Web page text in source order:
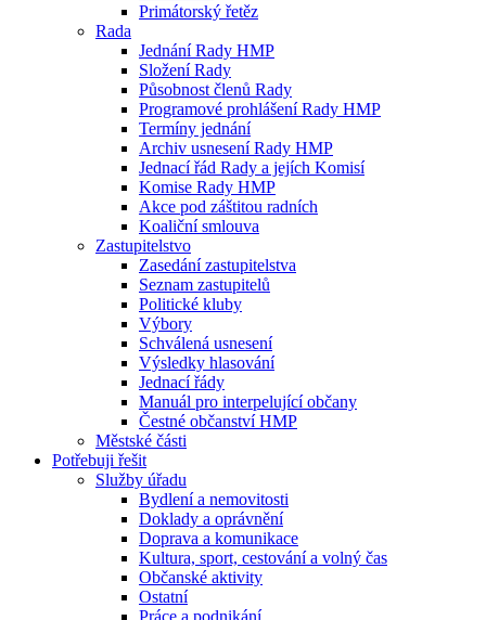
Primátorský řetěz
Rada
Jednání Rady HMP
Složení Rady
Působnost členů Rady
Programové prohlášení Rady HMP
Termíny jednání
Archiv usnesení Rady HMP
Jednací řád Rady a jejích Komisí
Komise Rady HMP
Akce pod záštitou radních
Koaliční smlouva
Zastupitelstvo
Zasedání zastupitelstva
Seznam zastupitelů
Politické kluby
Výbory
Schválená usnesení
Výsledky hlasování
Jednací řády
Manuál pro interpelující občany
Čestné občanství HMP
Městské části
Potřebuji řešit
Služby úřadu
Bydlení a nemovitosti
Doklady a oprávnění
Doprava a komunikace
Kultura, sport, cestování a volný čas
Občanské aktivity
Ostatní
Práce a podnikání